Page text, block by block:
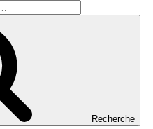
Recherche